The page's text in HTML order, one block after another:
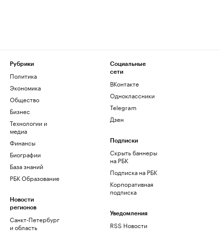
Рубрики
Политика
Экономика
Общество
Бизнес
Технологии и
медиа
Финансы
Биографии
База знаний
РБК Образование
Новости
регионов
Санкт-Петербург
и область
Социальные
сети
ВКонтакте
Одноклассники
Telegram
Дзен
Подписки
Скрыть баннеры
на РБК
Подписка на РБК
Корпоративная
подписка
Уведомления
RSS Новости